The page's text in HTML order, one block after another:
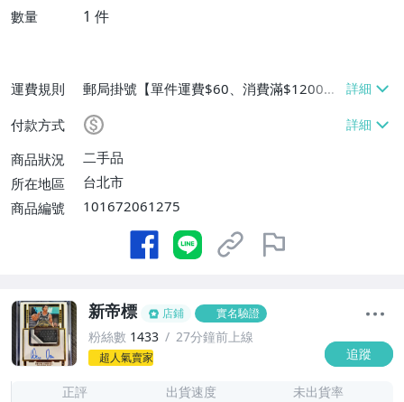
數量 1 件
運費規則
郵局掛號【單件運費$60、消費滿$1200免
運費】、離島配送【單件運費$60】
付款方式
商品狀況
二手品
所在地區
台北市
商品編號
101672061275
新帝標 店鋪 實名驗證
粉絲數 1433 27分鐘前上線
超人氣賣家 追蹤
正評 出貨速度 未出貨率